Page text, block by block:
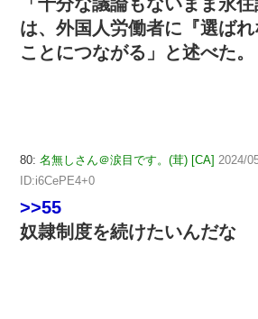
は、外国人労働者に『選ば
ことにつながる」と述べた。
80: 名無しさん＠涙目です。(茸) [CA] 2024/
ID:i6CePE4+0
>>55
奴隷制度を続けたいんだな